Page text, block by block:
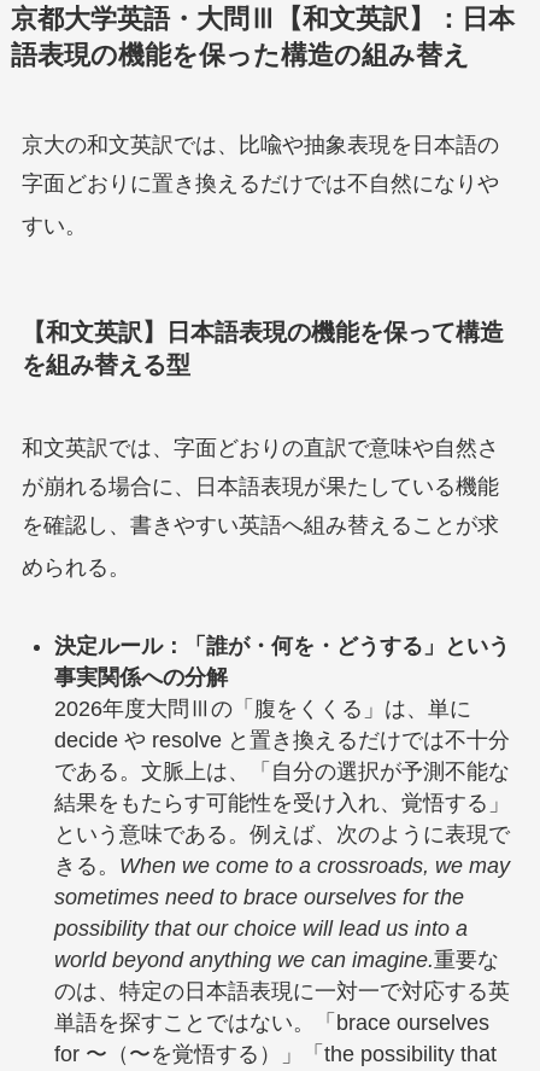
京都大学英語・大問Ⅲ【和文英訳】：日本
語表現の機能を保った構造の組み替え
京大の和文英訳では、比喩や抽象表現を日本語の
字面どおりに置き換えるだけでは不自然になりや
すい。
【和文英訳】日本語表現の機能を保って構造
を組み替える型
和文英訳では、字面どおりの直訳で意味や自然さ
が崩れる場合に、日本語表現が果たしている機能
を確認し、書きやすい英語へ組み替えることが求
められる。
決定ルール：「誰が・何を・どうする」という
事実関係への分解
2026年度大問Ⅲの「腹をくくる」は、単に
decide や resolve と置き換えるだけでは不十分
である。文脈上は、「自分の選択が予測不能な
結果をもたらす可能性を受け入れ、覚悟する」
という意味である。例えば、次のように表現で
きる。 When we come to a crossroads, we may
sometimes need to brace ourselves for the
possibility that our choice will lead us into a
world beyond anything we can imagine.重要な
のは、特定の日本語表現に一対一で対応する英
単語を探すことではない。「brace ourselves
for 〜（〜を覚悟する）」「the possibility that